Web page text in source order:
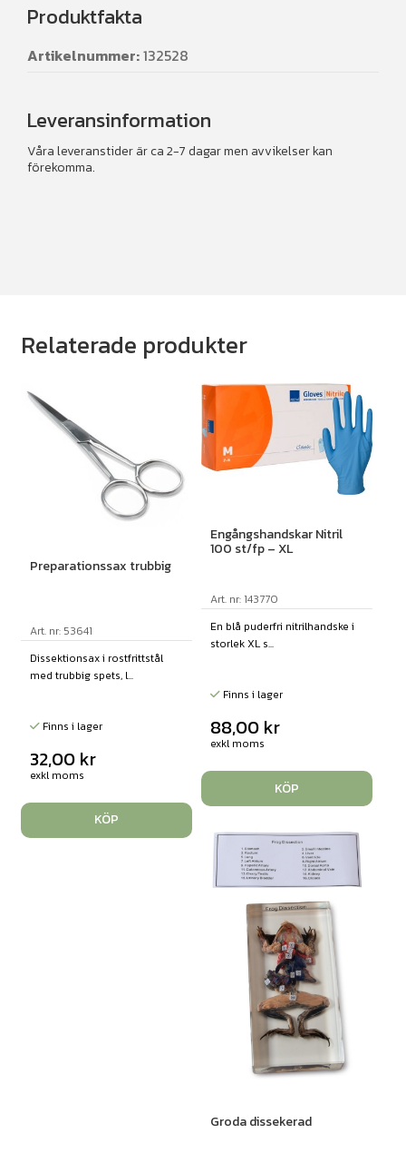
Produktfakta
Artikelnummer:132528
Leveransinformation
Våra leveranstider är ca 2-7 dagar men avvikelser kan
förekomma.
Relaterade produkter
Preparationssax trubbig
Art. nr: 53641
Dissektionsax i rostfrittstål
med trubbig spets, l...
Finns i lager
32,00 kr
exkl moms
KÖP
Engångshandskar Nitril
100 st/fp – XL
Art. nr: 143770
En blå puderfri nitrilhandske i
storlek XL s...
Finns i lager
88,00 kr
exkl moms
KÖP
Groda dissekerad